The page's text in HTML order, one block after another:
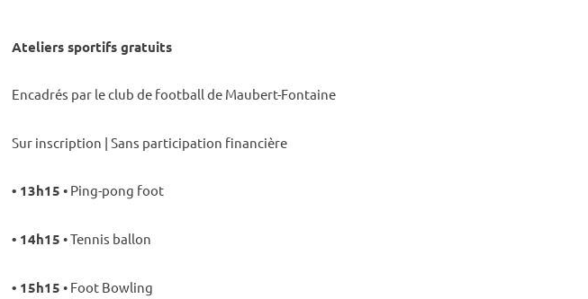
Ateliers spor­tifs gratuits
Enca­drés par le club de foot­ball de Maubert-Fontaine
Sur inscrip­tion | Sans parti­ci­pa­tion finan­cière
• 13h15 • Ping-pong foot
• 14h15 • Tennis ballon
• 15h15 • Foot Bowling